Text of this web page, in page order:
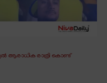
ആരാധിക രാത്രി കൊണ്ട്